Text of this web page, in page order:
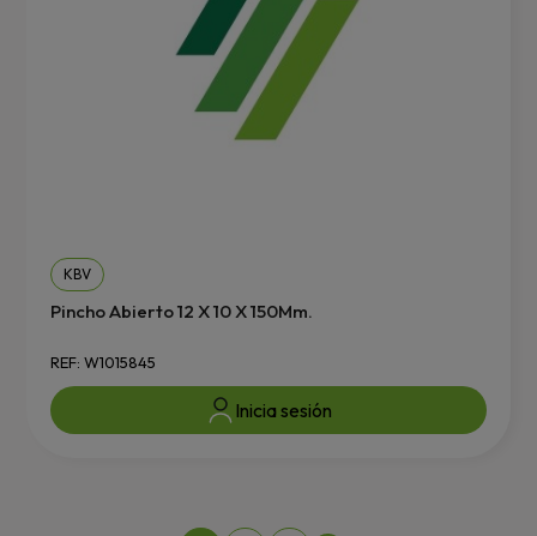
KBV
Pincho Abierto 12 X 10 X 150Mm.
REF: W1015845
Inicia sesión